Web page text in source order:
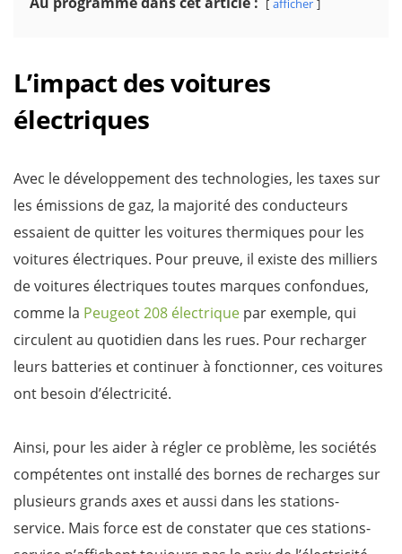
afficher
L’impact des voitures
électriques
Avec le développement des technologies, les taxes sur
les émissions de gaz, la majorité des conducteurs
essaient de quitter les voitures thermiques pour les
voitures électriques. Pour preuve, il existe des milliers
de voitures électriques toutes marques confondues,
comme la Peugeot 208 électrique par exemple, qui
circulent au quotidien dans les rues. Pour recharger
leurs batteries et continuer à fonctionner, ces voitures
ont besoin d’électricité.
Ainsi, pour les aider à régler ce problème, les sociétés
compétentes ont installé des bornes de recharges sur
plusieurs grands axes et aussi dans les stations-
service. Mais force est de constater que ces stations-